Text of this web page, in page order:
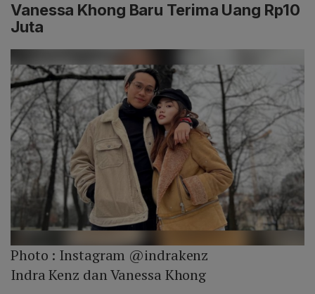
Vanessa Khong Baru Terima Uang Rp10
Juta
Photo : Instagram @indrakenz
Indra Kenz dan Vanessa Khong